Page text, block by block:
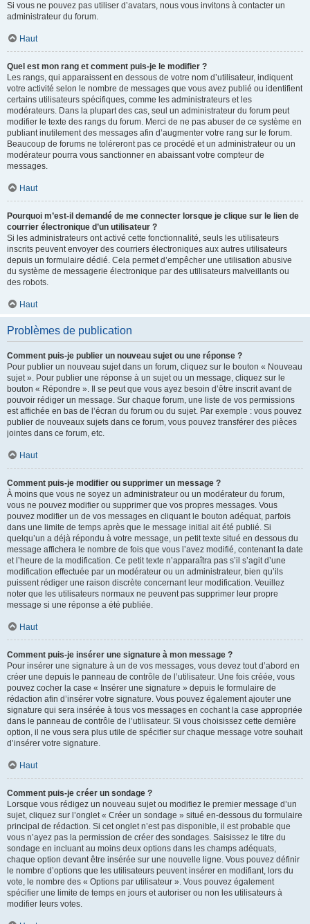
Si vous ne pouvez pas utiliser d’avatars, nous vous invitons à contacter un
administrateur du forum.
Haut
Quel est mon rang et comment puis-je le modifier ?
Les rangs, qui apparaissent en dessous de votre nom d’utilisateur, indiquent
votre activité selon le nombre de messages que vous avez publié ou identifient
certains utilisateurs spécifiques, comme les administrateurs et les
modérateurs. Dans la plupart des cas, seul un administrateur du forum peut
modifier le texte des rangs du forum. Merci de ne pas abuser de ce système en
publiant inutilement des messages afin d’augmenter votre rang sur le forum.
Beaucoup de forums ne toléreront pas ce procédé et un administrateur ou un
modérateur pourra vous sanctionner en abaissant votre compteur de
messages.
Haut
Pourquoi m’est-il demandé de me connecter lorsque je clique sur le lien de
courrier électronique d’un utilisateur ?
Si les administrateurs ont activé cette fonctionnalité, seuls les utilisateurs
inscrits peuvent envoyer des courriers électroniques aux autres utilisateurs
depuis un formulaire dédié. Cela permet d’empêcher une utilisation abusive
du système de messagerie électronique par des utilisateurs malveillants ou
des robots.
Haut
Problèmes de publication
Comment puis-je publier un nouveau sujet ou une réponse ?
Pour publier un nouveau sujet dans un forum, cliquez sur le bouton « Nouveau
sujet ». Pour publier une réponse à un sujet ou un message, cliquez sur le
bouton « Répondre ». Il se peut que vous ayez besoin d’être inscrit avant de
pouvoir rédiger un message. Sur chaque forum, une liste de vos permissions
est affichée en bas de l’écran du forum ou du sujet. Par exemple : vous pouvez
publier de nouveaux sujets dans ce forum, vous pouvez transférer des pièces
jointes dans ce forum, etc.
Haut
Comment puis-je modifier ou supprimer un message ?
À moins que vous ne soyez un administrateur ou un modérateur du forum,
vous ne pouvez modifier ou supprimer que vos propres messages. Vous
pouvez modifier un de vos messages en cliquant le bouton adéquat, parfois
dans une limite de temps après que le message initial ait été publié. Si
quelqu’un a déjà répondu à votre message, un petit texte situé en dessous du
message affichera le nombre de fois que vous l’avez modifié, contenant la date
et l’heure de la modification. Ce petit texte n’apparaîtra pas s’il s’agit d’une
modification effectuée par un modérateur ou un administrateur, bien qu’ils
puissent rédiger une raison discrète concernant leur modification. Veuillez
noter que les utilisateurs normaux ne peuvent pas supprimer leur propre
message si une réponse a été publiée.
Haut
Comment puis-je insérer une signature à mon message ?
Pour insérer une signature à un de vos messages, vous devez tout d’abord en
créer une depuis le panneau de contrôle de l’utilisateur. Une fois créée, vous
pouvez cocher la case « Insérer une signature » depuis le formulaire de
rédaction afin d’insérer votre signature. Vous pouvez également ajouter une
signature qui sera insérée à tous vos messages en cochant la case appropriée
dans le panneau de contrôle de l’utilisateur. Si vous choisissez cette dernière
option, il ne vous sera plus utile de spécifier sur chaque message votre souhait
d’insérer votre signature.
Haut
Comment puis-je créer un sondage ?
Lorsque vous rédigez un nouveau sujet ou modifiez le premier message d’un
sujet, cliquez sur l’onglet « Créer un sondage » situé en-dessous du formulaire
principal de rédaction. Si cet onglet n’est pas disponible, il est probable que
vous n’ayez pas la permission de créer des sondages. Saisissez le titre du
sondage en incluant au moins deux options dans les champs adéquats,
chaque option devant être insérée sur une nouvelle ligne. Vous pouvez définir
le nombre d’options que les utilisateurs peuvent insérer en modifiant, lors du
vote, le nombre des « Options par utilisateur ». Vous pouvez également
spécifier une limite de temps en jours et autoriser ou non les utilisateurs à
modifier leurs votes.